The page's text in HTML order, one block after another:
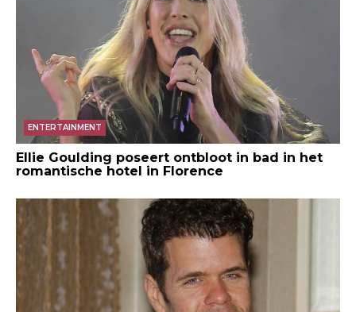
ENTERTAINMENT
Ellie Goulding poseert ontbloot in bad in het
romantische hotel in Florence